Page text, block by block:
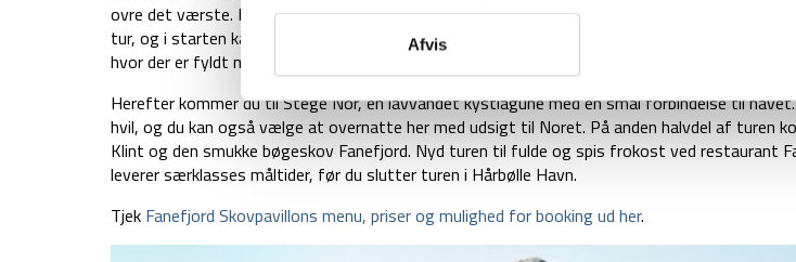
Afvis
ovre det værste. På den lange etape er der til gengæld masser at kigge på. Du kommer til at
tur, og i starten kan du kigge ud på Hjelm Bugt – og på en klar dag helt til Tyskland. Senere
hvor der er fyldt med sjældne fugle, insekter, padder og planter.
Herefter kommer du til Stege Nor, en lavvandet kystlagune med en smal forbindelse til
hvil, og du kan også vælge at overnatte her med udsigt til Noret. På anden halvdel af turen
Klint og den smukke bøgeskov Fanefjord. Nyd turen til fulde og spis frokost ved restaurant
leverer særklasses måltider, før du slutter turen i Hårbølle Havn.
Tjek Fanefjord Skovpavillons menu, priser og mulighed for booking ud her.